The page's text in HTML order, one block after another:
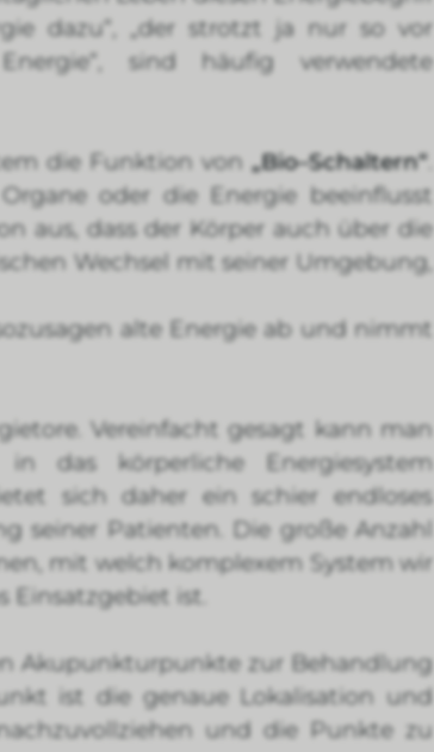
dazu“, „der strotzt ja nur so vor
sind häufig verwendete
die Funktion von „Bio–Schaltern“
oder die Energie beeinflusst
aus, dass der Körper auch über die
Wechsel mit seiner Umgebung,
alte Energie ab und nimmt
Vereinfacht gesagt kann man
das körperliche Energiesystem
sich daher ein schier endloses
seiner Patienten. Die große Anzahl
mit welch komplexem System wir
Einsatzgebiet ist.
Akupunkturpunkte zur Behandlung
ist die genaue Lokalisation und
und die Punkte zu